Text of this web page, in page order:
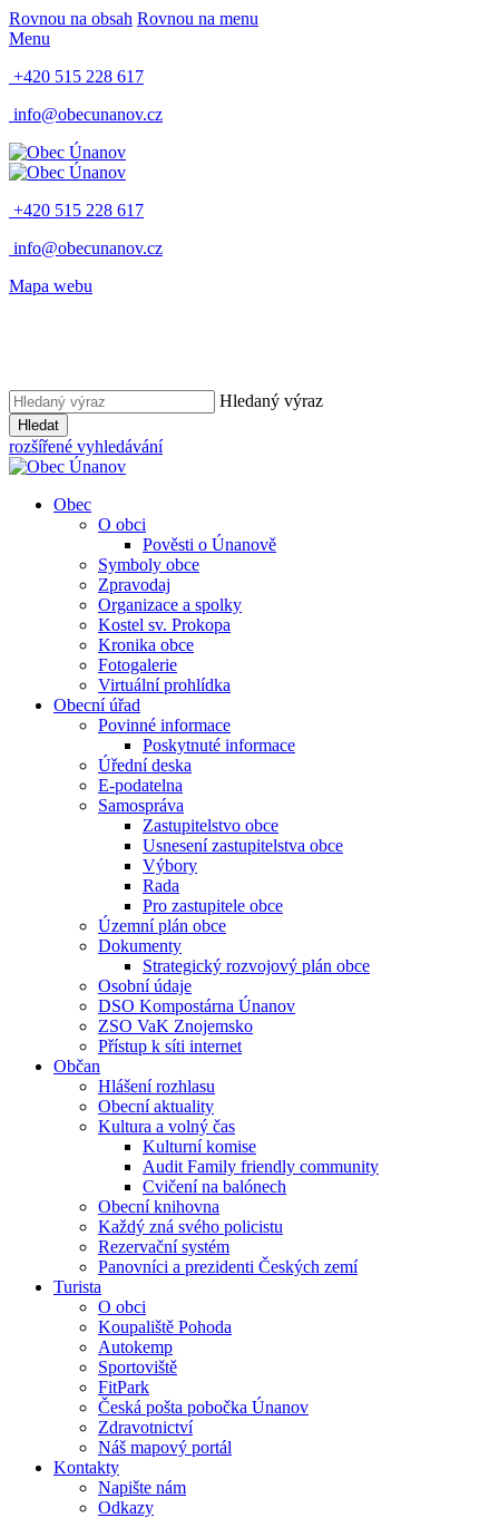
Rovnou na obsah Rovnou na menu
Menu
+420 515 228 617
info@obecunanov.cz
+420 515 228 617
info@obecunanov.cz
Mapa webu
Hledaný výraz
Hledat
rozšířené vyhledávání
Obec
O obci
Pověsti o Únanově
Symboly obce
Zpravodaj
Organizace a spolky
Kostel sv. Prokopa
Kronika obce
Fotogalerie
Virtuální prohlídka
Obecní úřad
Povinné informace
Poskytnuté informace
Úřední deska
E-podatelna
Samospráva
Zastupitelstvo obce
Usnesení zastupitelstva obce
Výbory
Rada
Pro zastupitele obce
Územní plán obce
Dokumenty
Strategický rozvojový plán obce
Osobní údaje
DSO Kompostárna Únanov
ZSO VaK Znojemsko
Přístup k síti internet
Občan
Hlášení rozhlasu
Obecní aktuality
Kultura a volný čas
Kulturní komise
Audit Family friendly community
Cvičení na balónech
Obecní knihovna
Každý zná svého policistu
Rezervační systém
Panovníci a prezidenti Českých zemí
Turista
O obci
Koupaliště Pohoda
Autokemp
Sportoviště
FitPark
Česká pošta pobočka Únanov
Zdravotnictví
Náš mapový portál
Kontakty
Napište nám
Odkazy